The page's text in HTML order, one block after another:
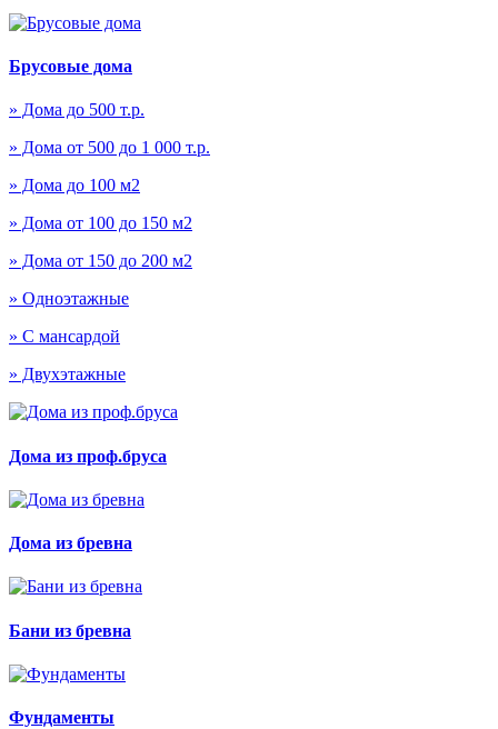
Брусовые дома
» Дома до 500 т.р.
» Дома от 500 до 1 000 т.р.
» Дома до 100 м2
» Дома от 100 до 150 м2
» Дома от 150 до 200 м2
» Одноэтажные
» С мансардой
» Двухэтажные
Дома из проф.бруса
Дома из бревна
Бани из бревна
Фундаменты